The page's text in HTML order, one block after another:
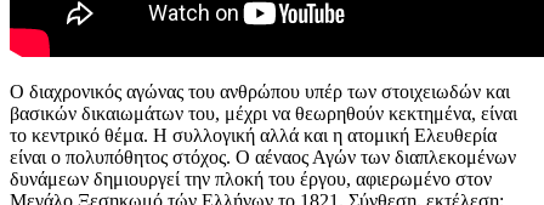
Ο διαχρονικός αγώνας του ανθρώπου υπέρ των στοιχειωδών και
βασικών δικαιωμάτων του, μέχρι να θεωρηθούν κεκτημένα, είναι
το κεντρικό θέμα. Η συλλογική αλλά και η ατομική Ελευθερία
είναι ο πολυπόθητος στόχος. Ο αέναος Αγών των διαπλεκομένων
δυνάμεων δημιουργεί την πλοκή του έργου, αφιερωμένο στον